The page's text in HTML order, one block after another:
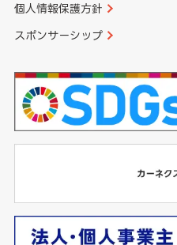
個人情報保護方針
スポンサーシップ